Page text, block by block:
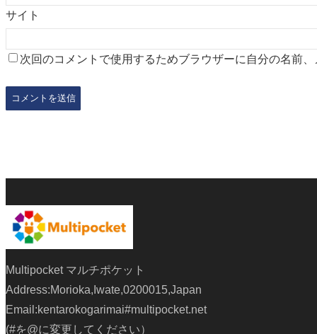
サイト
次回のコメントで使用するためブラウザーに自分の名前
Multipocket マルチポケット
Address:Morioka,Iwate,0200015,Japan
Email:kentarokogarimai#multipocket.net
(#を@に変更してください）